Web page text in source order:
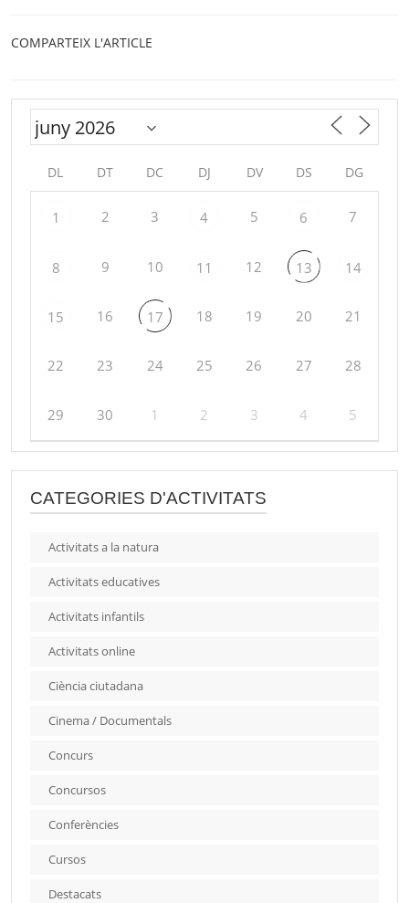
COMPARTEIX L'ARTICLE
DL DT DC DJ DV DS DG
1 2 3 4 5 6 7
8 9 10 11 12 13 14
15 16 17 18 19 20 21
22 23 24 25 26 27 28
29 30 1 2 3 4 5
CATEGORIES D'ACTIVITATS
Activitats a la natura
Activitats educatives
Activitats infantils
Activitats online
Ciència ciutadana
Cinema / Documentals
Concurs
Concursos
Conferències
Cursos
Destacats